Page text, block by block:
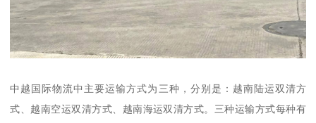
中越国际物流中主要运输方式为三种，分别是：越南陆运双清方
式、越南空运双清方式、越南海运双清方式。三种运输方式每种有